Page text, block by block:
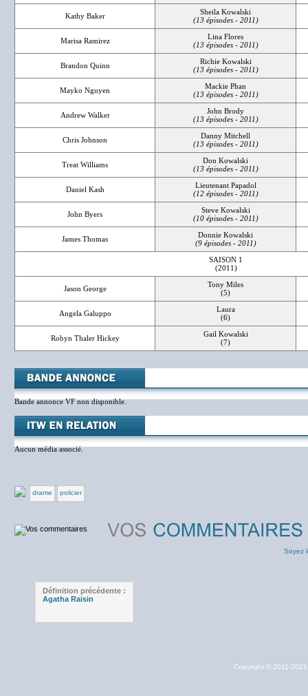
Kathy Baker
Sheila Kowalski
(13 épisodes - 2011)
Marisa Ramirez
Lina Flores
(13 épisodes - 2011)
Brandon Quinn
Richie Kowalski
(13 épisodes - 2011)
Mayko Nguyen
Mackie Phan
(13 épisodes - 2011)
Andrew Walker
John Brody
(13 épisodes - 2011)
Chris Johnson
Danny Mitchell
(13 épisodes - 2011)
Treat Williams
Don Kowalski
(13 épisodes - 2011)
Daniel Kash
Lieutenant Papadol
(12 épisodes - 2011)
John Byers
Steve Kowalski
(10 épisodes - 2011)
James Thomas
Donnie Kowalski
(9 épisodes - 2011)
SAISON 1
(2011)
Jason George
Tony Miles
(5)
Angela Galuppo
Laura
(6)
Robyn Thaler Hickey
Gail Kowalski
(7)
Bande annonce VF non disponible.
Aucun média associé.
drame policier
Soyez
Définition précédente :
Agatha Raisin
Copyright © 2011-